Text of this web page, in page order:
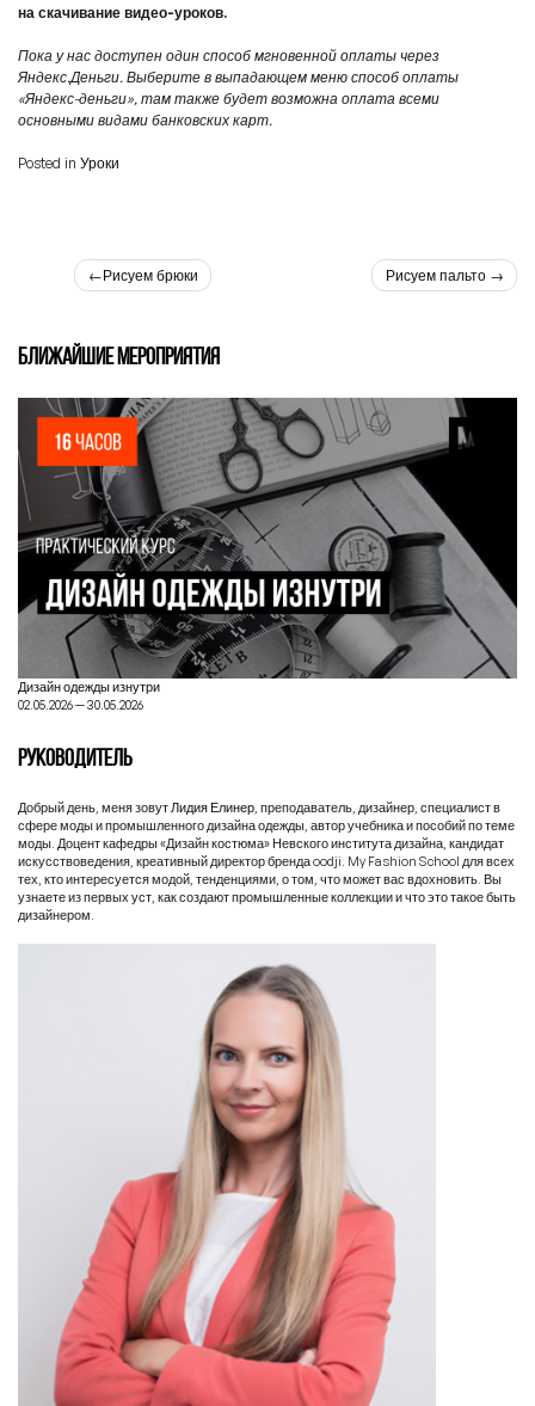
на скачивание видео-уроков.
Пока у нас доступен один способ мгновенной оплаты через
Яндекс.Деньги. Выберите в выпадающем меню способ оплаты
«Яндекс-деньги», там также будет возможна оплата всеми
основными видами банковских карт.
Posted in Уроки
Навигация
записям
Рисуем брюки Рисуем пальто
БЛИЖАЙШИЕ МЕРОПРИЯТИЯ
Дизайн одежды изнутри
02.05.2026 — 30.05.2026
РУКОВОДИТЕЛЬ
Добрый день, меня зовутЛидия Елинер, преподаватель, дизайнер, специалист в
сфере моды и промышленного дизайна одежды, автор учебника и пособий по теме
моды. Доцент кафедры «Дизайн костюма» Невского института дизайна, кандидат
искусствоведения, креативный директор бренда oodji. My Fashion School для всех
тех, кто интересуется модой, тенденциями, о том, что может вас вдохновить. Вы
узнаете из первых уст, как создают промышленные коллекции и что это такое быть
дизайнером.